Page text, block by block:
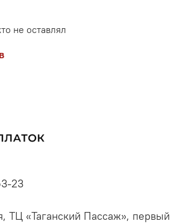
не оставлял
23
ТЦ «Таганский Пассаж», первый